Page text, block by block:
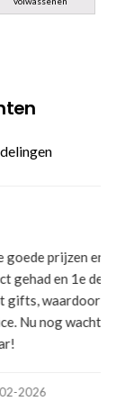
en
1e deel
je
wachten